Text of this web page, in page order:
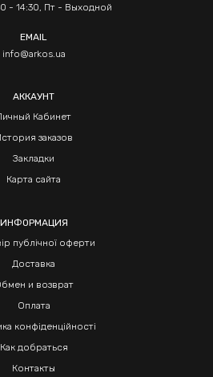
- 14:30, Пт - Выходной
EMAIL
info@arkos.ua
АККАУНТ
Кабинет
заказов
Закладки
Карта сайта
ИНФОРМАЦИЯ
публічної оферти
Доставка
и возврат
Оплата
конфіденційності
Как добраться
Контакты